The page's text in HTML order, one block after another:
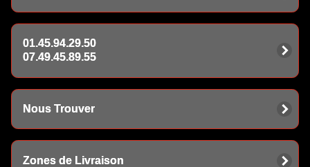
01.45.94.29.50
07.49.45.89.55
Nous Trouver
Zones de Livraison